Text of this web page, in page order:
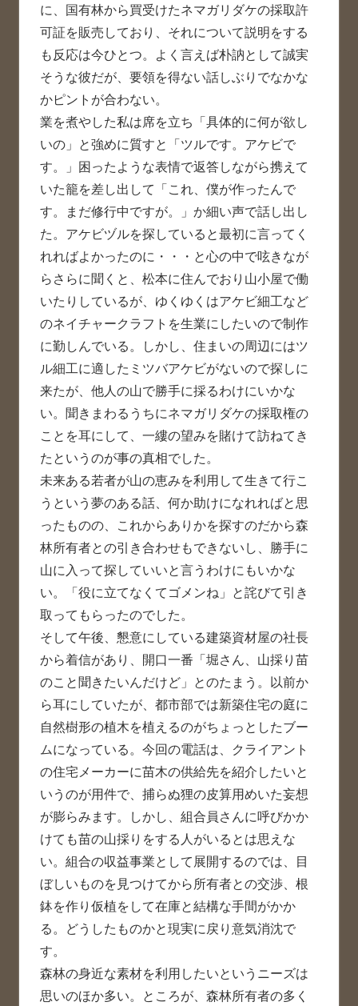
に、国有林から買受けたネマガリダケの採取許
可証を販売しており、それについて説明をする
も反応は今ひとつ。よく言えば朴訥として誠実
そうな彼だが、要領を得ない話しぶりでなかな
かピントが合わない。
業を煮やした私は席を立ち「具体的に何が欲し
いの」と強めに質すと「ツルです。アケビで
す。」困ったような表情で返答しながら携えて
いた籠を差し出して「これ、僕が作ったんで
す。まだ修行中ですが。」か細い声で話し出し
た。アケビヅルを探していると最初に言ってく
れればよかったのに・・・と心の中で呟きなが
らさらに聞くと、松本に住んでおり山小屋で働
いたりしているが、ゆくゆくはアケビ細工など
のネイチャークラフトを生業にしたいので制作
に勤しんでいる。しかし、住まいの周辺にはツ
ル細工に適したミツバアケビがないので探しに
来たが、他人の山で勝手に採るわけにいかな
い。聞きまわるうちにネマガリダケの採取権の
ことを耳にして、一縷の望みを賭けて訪ねてき
たというのが事の真相でした。
未来ある若者が山の恵みを利用して生きて行こ
うという夢のある話、何か助けになれればと思
ったものの、これからありかを探すのだから森
林所有者との引き合わせもできないし、勝手に
山に入って探していいと言うわけにもいかな
い。「役に立てなくてゴメンね」と詫びて引き
取ってもらったのでした。
そして午後、懇意にしている建築資材屋の社長
から着信があり、開口一番「堀さん、山採り苗
のこと聞きたいんだけど」とのたまう。以前か
ら耳にしていたが、都市部では新築住宅の庭に
自然樹形の植木を植えるのがちょっとしたブー
ムになっている。今回の電話は、クライアント
の住宅メーカーに苗木の供給先を紹介したいと
いうのが用件で、捕らぬ狸の皮算用めいた妄想
が膨らみます。しかし、組合員さんに呼びかか
けても苗の山採りをする人がいるとは思えな
い。組合の収益事業として展開するのでは、目
ぼしいものを見つけてから所有者との交渉、根
鉢を作り仮植をして在庫と結構な手間がかか
る。どうしたものかと現実に戻り意気消沈で
す。
森林の身近な素材を利用したいというニーズは
思いのほか多い。ところが、森林所有者の多く